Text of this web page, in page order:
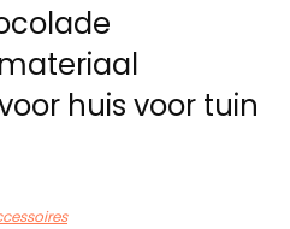
huis voor tuin